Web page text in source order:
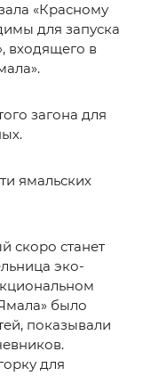
«Красному
для запуска
входящего в
загона для
ямальских
скоро станет
эко-
было
показывали
для